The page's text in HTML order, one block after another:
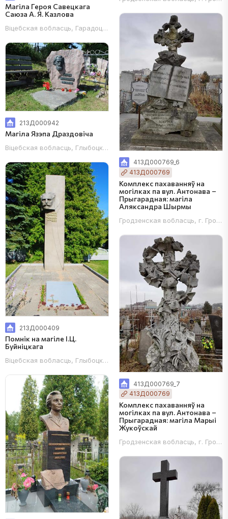
Магіла Героя Савецкага
Саюза А. Я. Казлова
Віцебская вобласць, Гарадоцкі раён, в. Мяжа, ля скрыжавання
213Д000942
Магіла Язэпа Драздовіча
Віцебская вобласць, Глыбоцкі раён, в. Ляпляне, ва ўсходняй
213Д000409
Помнік на магіле І.Ц.
Буйніцкага
Віцебская вобласць, Глыбоцкі раён, аг. Празарокі
413Д000769_6
413Д000769
Комплекс пахаванняў на
могілках па вул. Антонава –
Прыгарадная: магіла
Аляксандра Шырмы
Гродзенская вобласць, г. Гродна
413Д000769_7
413Д000769
Комплекс пахаванняў на
могілках па вул. Антонава –
Прыгарадная: магіла Марыі
Жукоўскай
Гродзенская вобласць, г. Гродна